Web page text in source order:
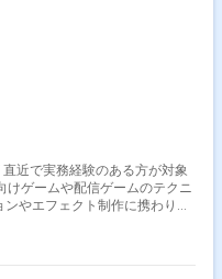
近で実務経験のある方が対象
ゲームや配信ゲームのテクニ
やエフェクト制作に携わりま